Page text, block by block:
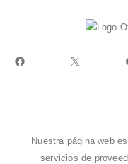
Facebook X
Nuestra página web
servicios de